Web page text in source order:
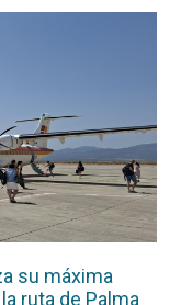
su máxima
ruta de Palma